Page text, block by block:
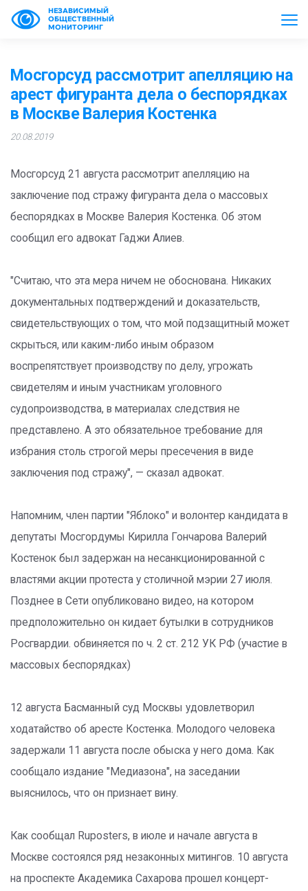
НЕЗАВИСИМЫЙ
ОБЩЕСТВЕННЫЙ
МОНИТОРИНГ
Мосгорсуд рассмотрит апелляцию на
арест фигуранта дела о беспорядках
в Москве Валерия Костенка
20.08.2019
Мосгорсуд 21 августа рассмотрит апелляцию на
заключение под стражу фигуранта дела о массовых
беспорядках в Москве Валерия Костенка. Об этом
сообщил его адвокат Гаджи Алиев.
"Считаю, что эта мера ничем не обоснована. Никаких
документальных подтверждений и доказательств,
свидетельствующих о том, что мой подзащитный может
скрыться, или каким-либо иным образом
воспрепятствует производству по делу, угрожать
свидетелям и иным участникам уголовного
судопроизводства, в материалах следствия не
представлено. А это обязательное требование для
избрания столь строгой меры пресечения в виде
заключения под стражу", — сказал адвокат.
Напомним, член партии "Яблоко" и волонтер кандидата в
депутаты Мосгордумы Кирилла Гончарова Валерий
Костенок был задержан на несанкционированной с
властями акции протеста у столичной мэрии 27 июля.
Позднее в Сети опубликовано видео, на котором
предположительно он кидает бутылки в сотрудников
Росгвардии. обвиняется по ч. 2 ст. 212 УК РФ (участие в
массовых беспорядках)
12 августа Басманный суд Москвы удовлетворил
ходатайство об аресте Костенка. Молодого человека
задержали 11 августа после обыска у него дома. Как
сообщало издание "Медиазона", на заседании
выяснилось, что он признает вину.
Как сообщал Ruposters, в июле и начале августа в
Москве состоялся ряд незаконных митингов. 10 августа
на проспекте Академика Сахарова прошел концерт-